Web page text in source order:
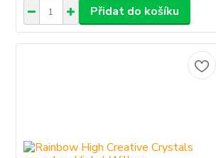
Přidat do košíku